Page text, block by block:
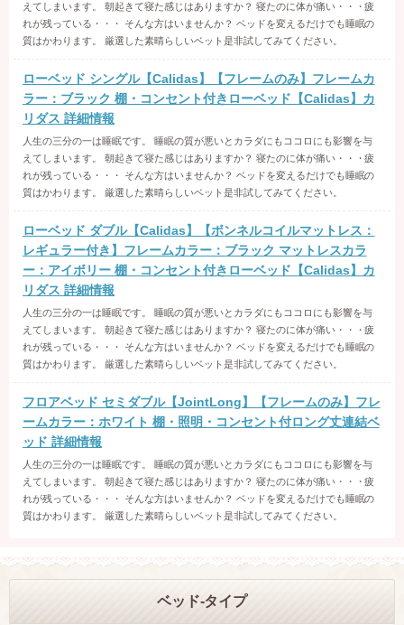
えてしまいます。 朝起きて寝た感じはありますか？ 寝たのに体が痛い・・・疲
れが残っている・・・ そんな方はいませんか？ ベッドを変えるだけでも睡眠の
質はかわります。 厳選した素晴らしいベット是非試してみてください。
ローベッド シングル【Calidas】【フレームのみ】フレームカ
ラー：ブラック 棚・コンセント付きローベッド【Calidas】カ
リダス 詳細情報
人生の三分の一は睡眠です。 睡眠の質が悪いとカラダにもココロにも影響を与
えてしまいます。 朝起きて寝た感じはありますか？ 寝たのに体が痛い・・・疲
れが残っている・・・ そんな方はいませんか？ ベッドを変えるだけでも睡眠の
質はかわります。 厳選した素晴らしいベット是非試してみてください。
ローベッド ダブル【Calidas】【ボンネルコイルマットレス：
レギュラー付き】フレームカラー：ブラック マットレスカラ
ー：アイボリー 棚・コンセント付きローベッド【Calidas】カ
リダス 詳細情報
人生の三分の一は睡眠です。 睡眠の質が悪いとカラダにもココロにも影響を与
えてしまいます。 朝起きて寝た感じはありますか？ 寝たのに体が痛い・・・疲
れが残っている・・・ そんな方はいませんか？ ベッドを変えるだけでも睡眠の
質はかわります。 厳選した素晴らしいベット是非試してみてください。
フロアベッド セミダブル【JointLong】【フレームのみ】フレ
ームカラー：ホワイト 棚・照明・コンセント付ロング丈連結ベ
ッド 詳細情報
人生の三分の一は睡眠です。 睡眠の質が悪いとカラダにもココロにも影響を与
えてしまいます。 朝起きて寝た感じはありますか？ 寝たのに体が痛い・・・疲
れが残っている・・・ そんな方はいませんか？ ベッドを変えるだけでも睡眠の
質はかわります。 厳選した素晴らしいベット是非試してみてください。
ベッド-タイプ